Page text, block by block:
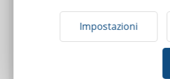
Pubblica un
Impostazioni